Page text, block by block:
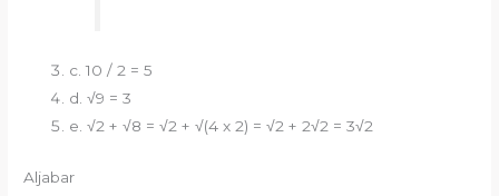
c. 10 / 2 = 5
d. √9 = 3
e. √2 + √8 = √2 + √(4 x 2) = √2 + 2√2 = 3√2
Aljabar